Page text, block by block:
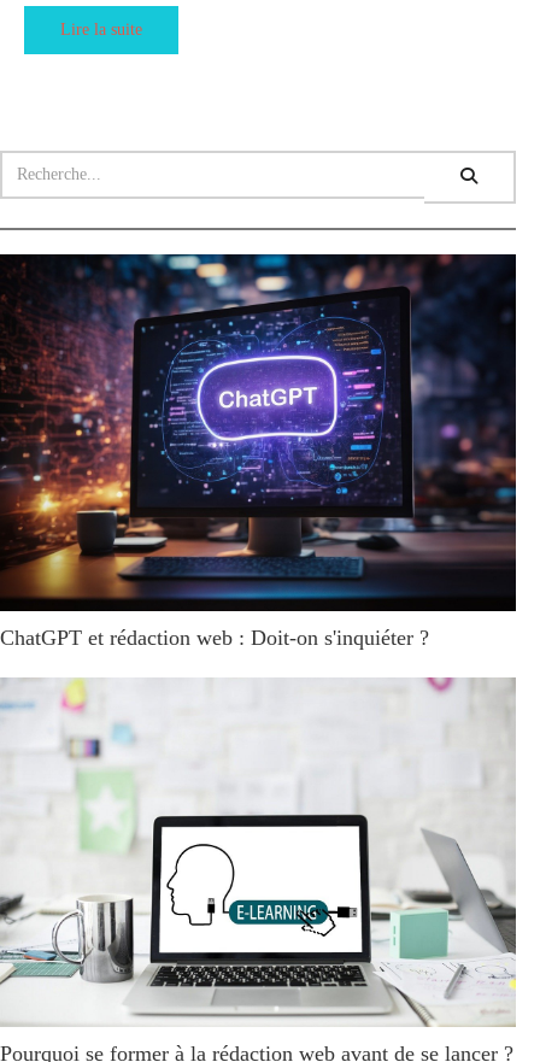
Lire la suite
ChatGPT et rédaction web : Doit-on s'inquiéter ?
Pourquoi se former à la rédaction web avant de se lancer ?